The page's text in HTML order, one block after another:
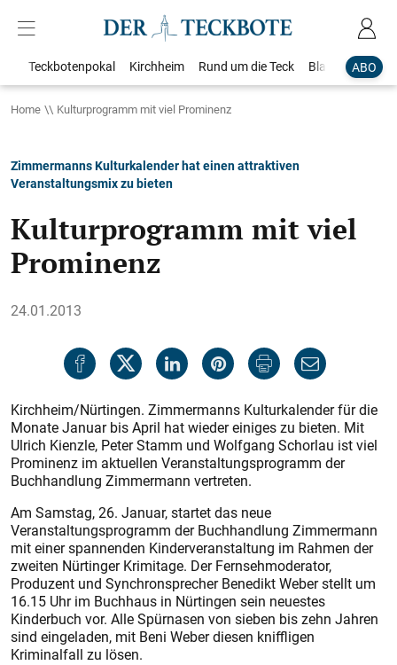
ABO
Teckbotenpokal Kirchheim Rund um die Teck Blaulicht
Home Kulturprogramm mit viel Prominenz
Zimmermanns Kulturkalender hat einen attraktiven
Veranstaltungsmix zu bieten
Kulturprogramm mit viel
Prominenz
24.01.2013
Kirchheim/Nürtingen. Zimmermanns Kulturkalender für die
Monate Januar bis April hat wieder einiges zu bieten. Mit
Ulrich Kienzle, Peter Stamm und Wolfgang Schorlau ist viel
Prominenz im aktuellen Veranstaltungsprogramm der
Buchhandlung Zimmermann vertreten.
Am Samstag, 26. Januar, startet das neue
Veranstaltungsprogramm der Buchhandlung Zimmermann
mit einer spannenden Kinderveranstaltung im Rahmen der
zweiten Nürtinger Krimitage. Der Fernsehmoderator,
Produzent und Synchronsprecher Benedikt Weber stellt um
16.15 Uhr im Buchhaus in Nürtingen sein neuestes
Kinderbuch vor. Alle Spürnasen von sieben bis zehn Jahren
sind eingeladen, mit Beni Weber diesen kniffligen
Kriminalfall zu lösen.